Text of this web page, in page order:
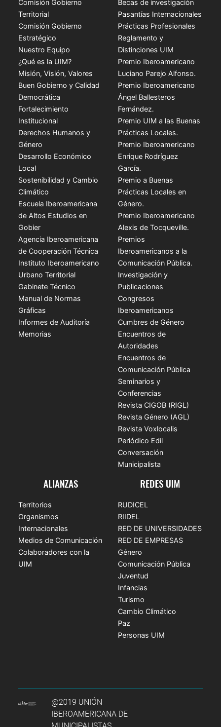
Comisión Gobierno
Territorial
Comisión Gobierno
Estratégico
Nuestro Equipo
¿Qué es la UIM?
Misión, Visión, Valores
Buen Gobierno y Calidad
Democrática
Fortalecimiento
Institucional
Derechos Humanos y
Género
Desarrollo Económico
Local
Sostenibilidad y Cambio
Climático
Escuela Iberoamericana
de Altos Estudios en
Gobier
Agencia Iberoamericana
de Cooperación Técnica
Instituto Iberoamericano
Urbano Territorial
Gabinete Técnico
Manual de Normas
Gráficas
Informes de Auditoría
Memorias
Becas de investigación
Pasantías Internacionales
Prácticas Profesionales
Reglamento y
Distinciones UIM
Premio Iberoamericano
Luciano Parejo Alfonso.
Premio Iberoamericano
Ángel Ballesteros
Fernández.
Premio UIM a las Buenas
Prácticas Locales.
Premio Iberoamericano
Enrique Rodríguez
García.
Premio a Buenas
Prácticas Locales en
Género.
Premio Iberoamericano
Alexis de Tocqueville.
Premios
Iberoamericanos a la
Comunicación Pública.
Investigación y
Publicaciones
Congresos
Iberoamericanos
Cumbres de Género
Encuentros de
Autoridades
Encuentros de
Comunicación Pública
Seminarios y
Conferencias
Revista CIGOB (RIGL)
Revista Género (AGL)
Revista Voxlocalis
Periódico Edil
Conversación
Municipalista
ALIANZAS
Territorios
Organismos
Internacionales
Medios de Comunicación
Colaboradores con la
UIM
REDES UIM
RUDICEL
RIIDEL
RED DE UNIVERSIDADES
RED DE EMPRESAS
Género
Comunicación Pública
Juventud
Infancias
Turismo
Cambio Climático
Paz
Personas UIM
@2019 UNIÓN
IBEROAMERICANA DE